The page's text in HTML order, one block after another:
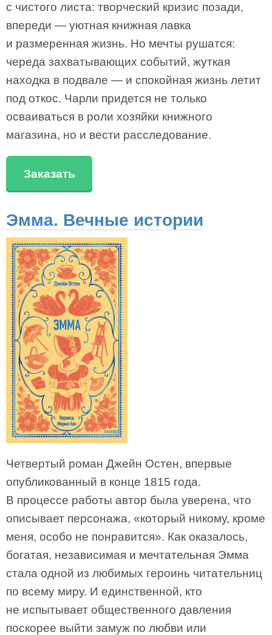
с чистого листа: творческий кризис позади,
впереди — уютная книжная лавка
и размеренная жизнь. Но мечты рушатся:
череда захватывающих событий, жуткая
находка в подвале — и спокойная жизнь летит
под откос. Чарли придется не только
осваиваться в роли хозяйки книжного
магазина, но и вести расследование.
Заказать
Эмма. Вечные истории
Четвертый роман Джейн Остен, впервые
опубликованный в конце 1815 года.
В процессе работы автор была уверена, что
описывает персонажа, «который никому, кроме
меня, особо не понравится». Как оказалось,
богатая, независимая и мечтательная Эмма
стала одной из любимых героинь читательниц
по всему миру. И единственной, кто
не испытывает общественного давления
поскорее выйти замуж по любви или